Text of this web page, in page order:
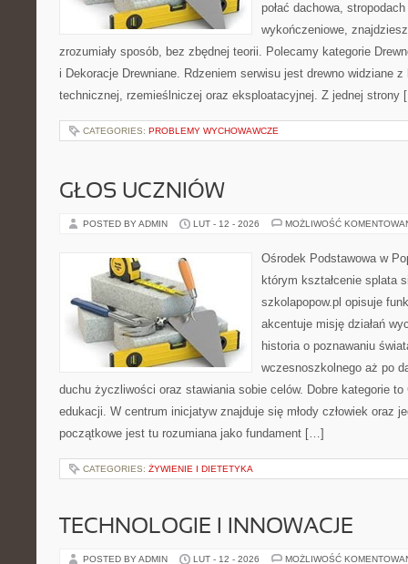
połać dachowa,
wykończeniowe,
zrozumiały sposób, bez zbędnej teorii. Polecamy kategorie
i Dekoracje Drewniane. Rdzeniem serwisu jest drewno widziane
technicznej, rzemieślniczej oraz eksploatacyjnej. Z jednej strony
CATEGORIES: PROBLEMY WYCHOWAWCZE
GŁOS UCZNIÓW
POSTED BY ADMIN LUT - 12 - 2026 MOŻLIWOŚĆ
Ośrodek Podstawowa w
którym kształcenie splata
szkolapopow.pl opisuje
akcentuje misję działań
historia o poznawaniu
wczesnoszkolnego aż po
duchu życzliwości oraz stawiania sobie celów. Dobre kategorie to
edukacji. W centrum inicjatyw znajduje się młody człowiek oraz
początkowe jest tu rozumiana jako fundament […]
CATEGORIES: ŻYWIENIE I DIETETYKA
TECHNOLOGIE I INNOWACJE
POSTED BY ADMIN LUT - 12 - 2026 MOŻLIWOŚĆ